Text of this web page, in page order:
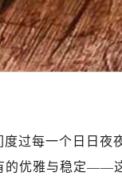
过每一个日日夜
的优雅与稳定——